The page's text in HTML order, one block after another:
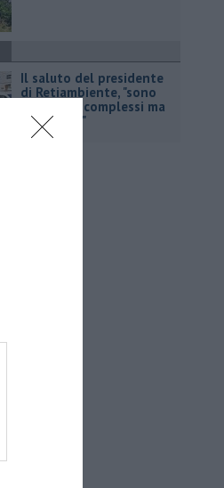
Il saluto del presidente
di Retiambiente, "sono
stati anni complessi ma
di crescita"